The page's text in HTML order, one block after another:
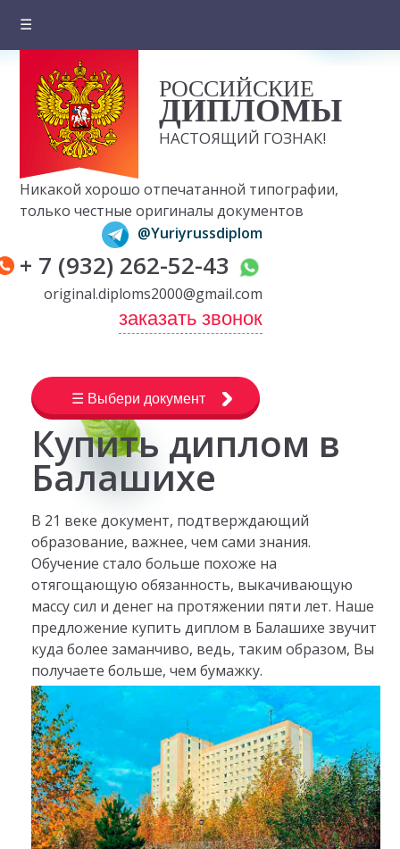
☰
О компании
Цены на документы
Вопросы и ответы
Отзывы клиентов
Оплата и доставка
Контакты
РОССИЙСКИЕ
ДИПЛОМЫ
НАСТОЯЩИЙ ГОЗНАК!
Никакой хорошо отпечатанной типографии,
только честные оригиналы документов
@Yuriyrussdiplom
+ 7 (932) 262-52-43
original.diploms2000@gmail.com
заказать звонок
☰ Выбери документ
Купить диплом в
Балашихе
В 21 веке документ, подтверждающий
образование, важнее, чем сами знания.
Обучение стало больше похоже на
отягощающую обязанность, выкачивающую
массу сил и денег на протяжении пяти лет. Наше
предложение купить диплом в Балашихе звучит
куда более заманчиво, ведь, таким образом, Вы
получаете больше, чем бумажку.